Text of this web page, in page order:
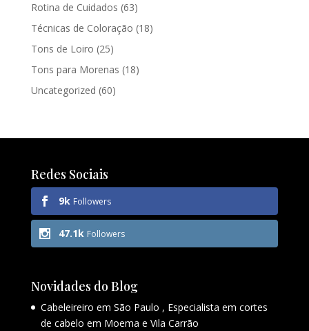
Rotina de Cuidados (63)
Técnicas de Coloração (18)
Tons de Loiro (25)
Tons para Morenas (18)
Uncategorized (60)
Redes Sociais
9k Followers
47.1k Followers
Novidades do Blog
Cabeleireiro em São Paulo , Especialista em cortes
de cabelo em Moema e Vila Carrão